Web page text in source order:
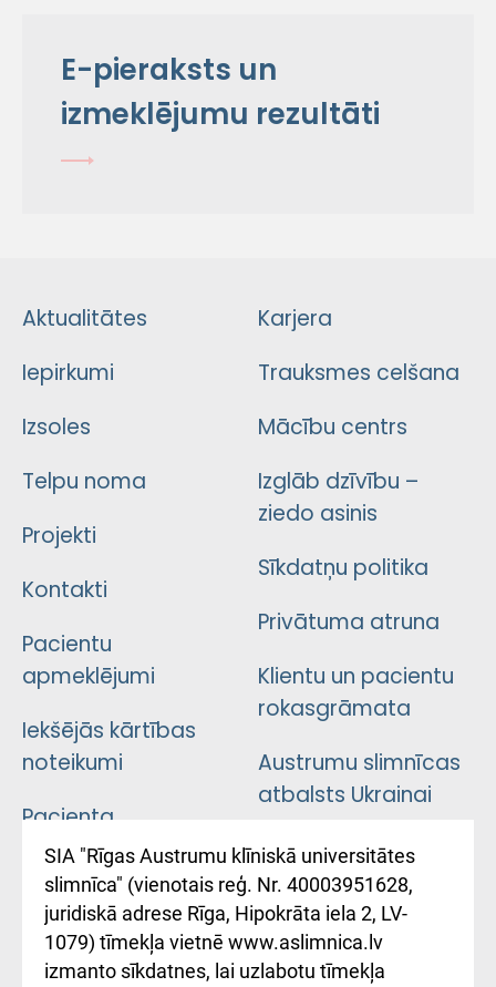
E-pieraksts un
izmeklējumu rezultāti
Aktualitātes
Iepirkumi
Izsoles
Telpu noma
Projekti
Kontakti
Pacientu
apmeklējumi
Iekšējās kārtības
noteikumi
Pacienta
atsauksmju/sūdzību
iesniegšanas
kārtība
Kā pie mums nokļūt
Karjera
Trauksmes celšana
Mācību centrs
Izglāb dzīvību –
ziedo asinis
Sīkdatņu politika
Privātuma atruna
Klientu un pacientu
rokasgrāmata
Austrumu slimnīcas
atbalsts Ukrainai
Підтримка Східної
лікарні та співпраця з
Україною
SIA "Rīgas Austrumu klīniskā universitātes
slimnīca" (vienotais reģ. Nr. 40003951628,
juridiskā adrese Rīga, Hipokrāta iela 2, LV-
1079) tīmekļa vietnē www.aslimnica.lv
izmanto sīkdatnes, lai uzlabotu tīmekļa